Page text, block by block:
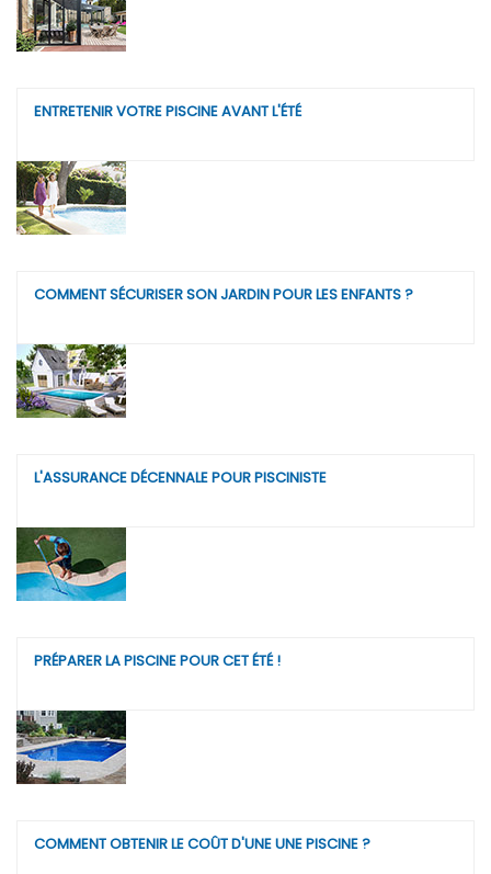
ENTRETENIR VOTRE PISCINE AVANT L'ÉTÉ
COMMENT SÉCURISER SON JARDIN POUR LES ENFANTS ?
L'ASSURANCE DÉCENNALE POUR PISCINISTE
PRÉPARER LA PISCINE POUR CET ÉTÉ !
COMMENT OBTENIR LE COÛT D'UNE UNE PISCINE ?